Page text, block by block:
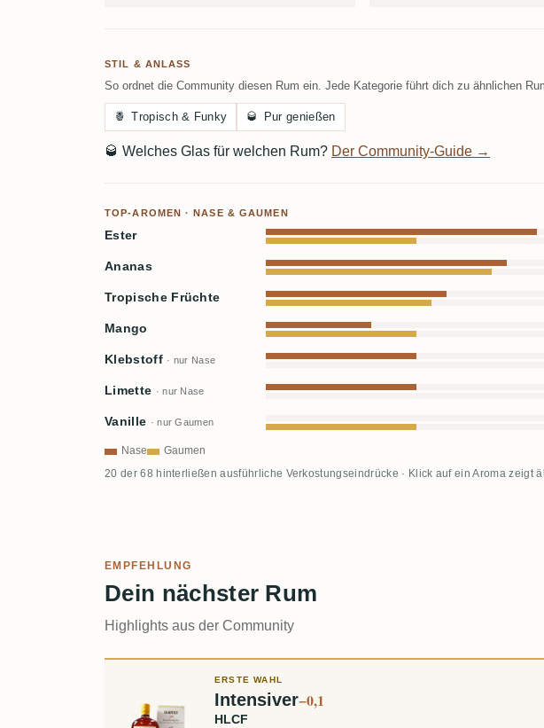
STIL & ANLASS
So ordnet die Community diesen Rum ein. Jede Kategorie führt dich zu ähnlichen
🍍 Tropisch & Funky 🥃 Pur genießen
🥃 Welches Glas für welchen Rum? Der Community-Guide →
TOP-AROMEN · NASE & GAUMEN
Ester
Ananas
Tropische Früchte
Mango
Klebstoff · nur Nase
Limette · nur Nase
Vanille · nur Gaumen
Nase Gaumen
20 der 68 hinterließen ausführliche Verkostungseindrücke · Klick auf ein Aroma zeigt
EMPFEHLUNG
Dein nächster Rum
Highlights aus der Community
ERSTE WAHL
Intensiver−0,1
HLCF